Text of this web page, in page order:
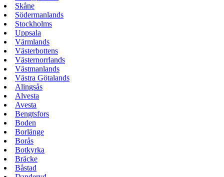
Skåne
Södermanlands
Stockholms
Uppsala
Värmlands
Västerbottens
Västernorrlands
Västmanlands
Västra Götalands
Alingsås
Alvesta
Avesta
Bengtsfors
Boden
Borlänge
Borås
Botkyrka
Bräcke
Båstad